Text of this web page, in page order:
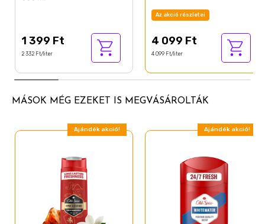
CI 42090
1 399 Ft
2 332 Ft/liter
Az akció részletei
4 099 Ft
4 099 Ft/liter
MÁSOK MÉG EZEKET IS MEGVÁSÁROLTÁK
Ajándék akció! Ajándék akció!